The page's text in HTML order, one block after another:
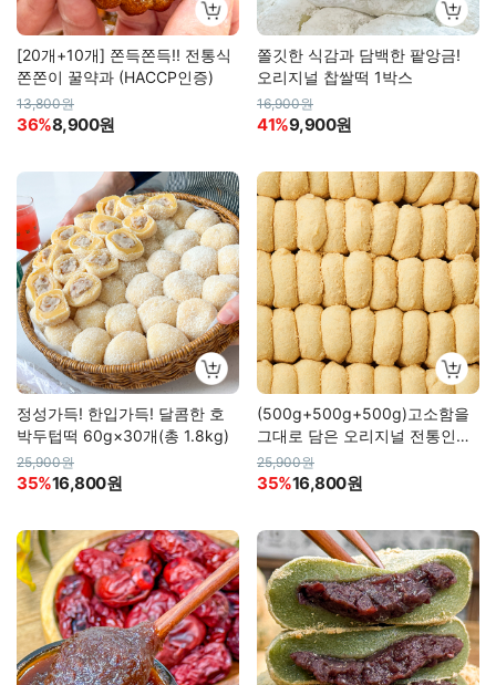
[20개+10개] 쫀득쫀득!! 전통식
쫀쫀이 꿀약과 (HACCP인증)
13,800원
36%8,900원
쫄깃한 식감과 담백한 팥앙금!
오리지널 찹쌀떡 1박스
16,900원
41%9,900원
정성가득! 한입가득! 달콤한 호
박두텁떡 60g×30개(총 1.8kg)
25,900원
35%16,800원
(500g+500g+500g)고소함을
그대로 담은 오리지널 전통인절
미(총 1.5kg 합포장)
25,900원
35%16,800원